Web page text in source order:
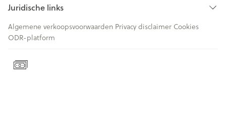
Juridische links
Algemene verkoopsvoorwaarden Privacy disclaimer Cookies
ODR-platform